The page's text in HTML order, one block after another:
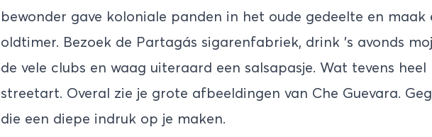
bewonder gave koloniale panden in het oude gedeelte en maak
oldtimer. Bezoek de Partagás sigarenfabriek, drink ’s avonds
de vele clubs en waag uiteraard een salsapasje. Wat tevens heel
streetart. Overal zie je grote afbeeldingen van Che Guevara.
die een diepe indruk op je maken.